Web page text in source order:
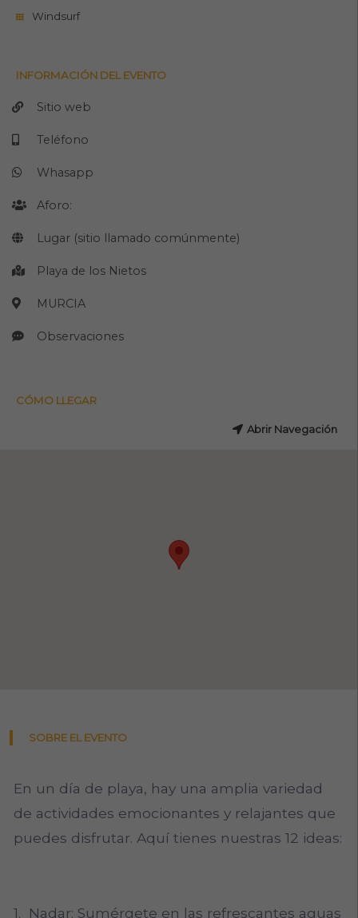
SOBRE EL EVENTO
En un día de playa, hay una amplia variedad
de actividades emocionantes y relajantes que
puedes disfrutar. Aquí tienes nuestras 12 ideas:
1. Nadar: Sumérgete en las refrescantes aguas
Windsurf
INFORMACIÓN DEL EVENTO
Sitio web
Teléfono
Whasapp
Aforo:
Lugar (sitio llamado comúnmente)
Playa de los Nietos
MURCIA
Observaciones
CÓMO LLEGAR
Abrir Navegación